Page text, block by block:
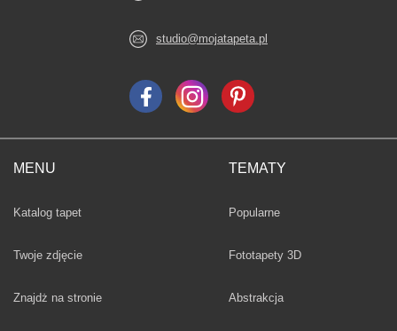
MENU
Katalog tapet
Twoje zdjęcie
Znajdż na stronie
TEMATY
Fototapety
Popularne
Fototapety 3D
Fototapety
Abstrakcja
studio@mojatapeta.pl